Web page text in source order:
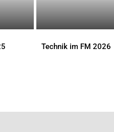
Technik im FM 2026